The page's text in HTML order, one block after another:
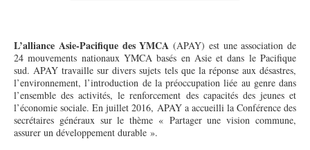
L’alliance Asie-Pacifique des YMCA (APAY) est une association de
24 mouvements nationaux YMCA basés en Asie et dans le Pacifique
sud. APAY travaille sur divers sujets tels que la réponse aux désastres,
l’environnement, l’introduction de la préoccupation liée au genre dans
l’ensemble des activités, le renforcement des capacités des jeunes et
l’économie sociale. En juillet 2016, APAY a accueilli la Conférence des
secrétaires généraux sur le thème « Partager une vision commune,
assurer un développement durable ».